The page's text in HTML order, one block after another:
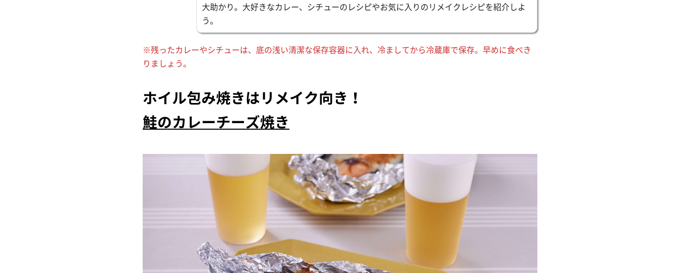
大助かり。大好きなカレー、シチューのレシピやお気に入りのリメイクレシピを紹介しよ
う。
※残ったカレーやシチューは、底の浅い清潔な保存容器に入れ、冷ましてから冷蔵庫で保存。早めに食べき
りましょう。
ホイル包み焼きはリメイク向き！
鮭のカレーチーズ焼き